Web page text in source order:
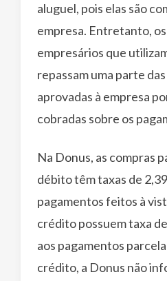
aluguel, pois elas são
empresa. Entretanto,
empresários que
repassam uma parte
aprovadas à empresa
cobradas sobre os
Na Donus, as compras
débito têm taxas de
pagamentos feitos à
crédito possuem taxa
aos pagamentos
crédito, a Donus não